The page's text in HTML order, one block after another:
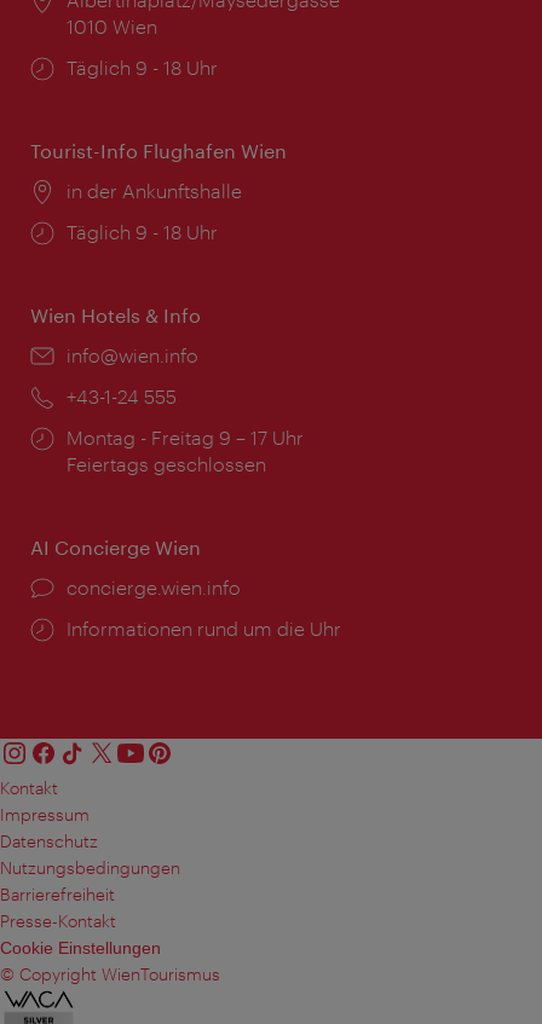
1010 Wien
Öffnungszeiten:
Täglich 9 - 18 Uhr
Tourist-Info Flughafen Wien
Ort:
in der Ankunftshalle
Öffnungszeiten:
Täglich 9 - 18 Uhr
Wien Hotels & Info
Email:
info@wien.info
Telefon:
+43-1-24 555
Öffnungszeiten:
Montag - Freitag 9 – 17 Uhr
Feiertags geschlossen
AI Concierge Wien
Ort:
concierge.wien.info
Öffnungszeiten:
Informationen rund um die Uhr
Kontakt
Impressum
Datenschutz
Nutzungsbedingungen
Barrierefreiheit
Presse-Kontakt
Cookie Einstellungen
© Copyright WienTourismus